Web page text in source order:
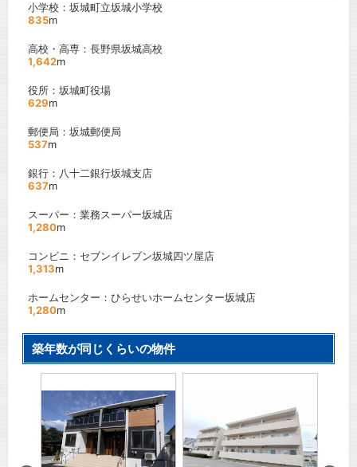
小学校：坂城町立坂城小学校
835m
高校・高専：長野県坂城高校
1,642m
役所：坂城町役場
629m
郵便局：坂城郵便局
537m
銀行：八十二銀行坂城支店
637m
スーパー：業務スーパー坂城店
1,280m
コンビニ：セブンイレブン坂城四ツ屋店
1,313m
ホームセンター：ひらせいホームセンター坂城店
1,280m
築年数が同じくらいの物件